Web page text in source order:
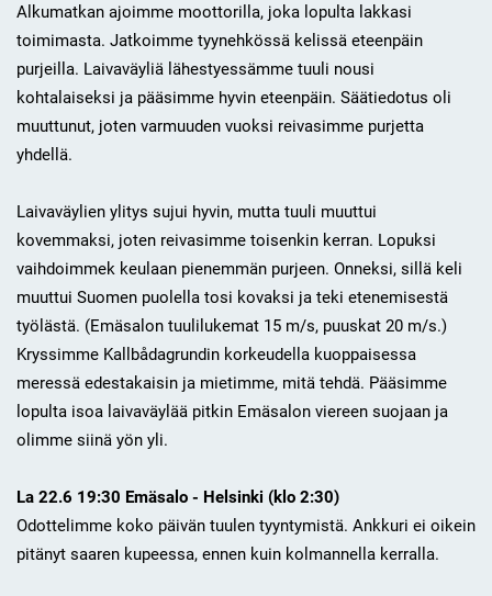
Alkumatkan ajoimme moottorilla, joka lopulta lakkasi
toimimasta. Jatkoimme tyynehkössä kelissä eteenpäin
purjeilla. Laivaväyliä lähestyessämme tuuli nousi
kohtalaiseksi ja pääsimme hyvin eteenpäin. Säätiedotus oli
muuttunut, joten varmuuden vuoksi reivasimme purjetta
yhdellä.
Laivaväylien ylitys sujui hyvin, mutta tuuli muuttui
kovemmaksi, joten reivasimme toisenkin kerran. Lopuksi
vaihdoimmek keulaan pienemmän purjeen. Onneksi, sillä keli
muuttui Suomen puolella tosi kovaksi ja teki etenemisestä
työlästä. (Emäsalon tuulilukemat 15 m/s, puuskat 20 m/s.)
Kryssimme Kallbådagrundin korkeudella kuoppaisessa
meressä edestakaisin ja mietimme, mitä tehdä. Pääsimme
lopulta isoa laivaväylää pitkin Emäsalon viereen suojaan ja
olimme siinä yön yli.
La 22.6 19:30 Emäsalo - Helsinki (klo 2:30)
Odottelimme koko päivän tuulen tyyntymistä. Ankkuri ei oikein
pitänyt saaren kupeessa, ennen kuin kolmannella kerralla.